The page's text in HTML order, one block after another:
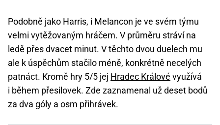
Podobně jako Harris, i Melancon je ve svém týmu
velmi vytěžovaným hráčem. V průměru stráví na
ledě přes dvacet minut. V těchto dvou duelech mu
ale k úspěchům stačilo méně, konkrétně necelých
patnáct. Kromě hry 5/5 jej Hradec Králové využívá
i během přesilovek. Zde zaznamenal už deset bodů
za dva góly a osm přihrávek.